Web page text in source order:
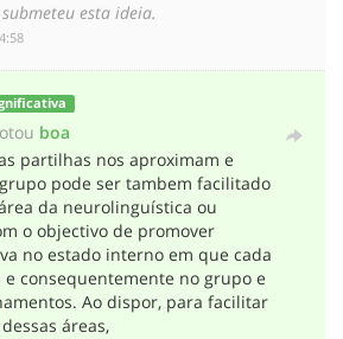
submeteu esta ideia.
boa
partilhas nos aproximam e
pode ser tambem facilitado
da neurolinguística ou
o objectivo de promover
no estado interno em que cada
consequentemente no grupo e
Ao dispor, para facilitar
áreas,